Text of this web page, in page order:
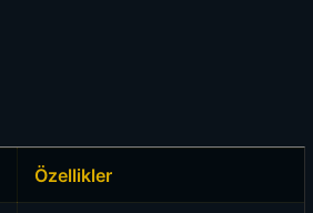
Özellikler